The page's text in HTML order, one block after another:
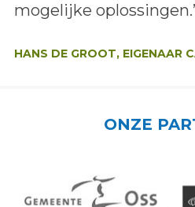
mogelijke
HANS DE GROOT, EIGENAAR
ONZE